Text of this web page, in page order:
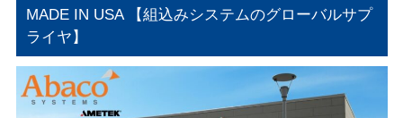
MADE IN USA 【組込みシステムのグローバルサプ
ライヤ】